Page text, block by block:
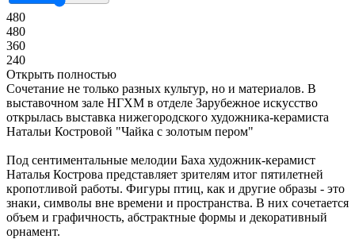
480
480
360
240
Открыть полностью
Сочетание не только разных культур, но и материалов. В
выставочном зале НГХМ в отделе Зарубежное искусство
открылась выставка нижегородского художника-керамиста
Натальи Костровой "Чайка с золотым пером"
Под сентиментальные мелодии Баха художник-керамист
Наталья Кострова представляет зрителям итог пятилетней
кропотливой работы. Фигуры птиц, как и другие образы - это
знаки, символы вне времени и пространства. В них сочетается
объем и графичность, абстрактные формы и декоративный
орнамент.